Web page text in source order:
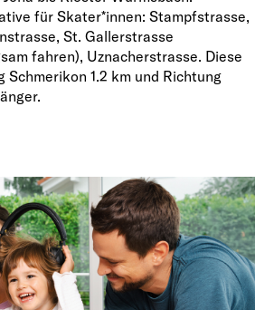
für Skater*innen: Stampfstrasse,
St. Gallerstrasse
fahren), Uznacherstrasse. Diese
1.2 km und Richtung